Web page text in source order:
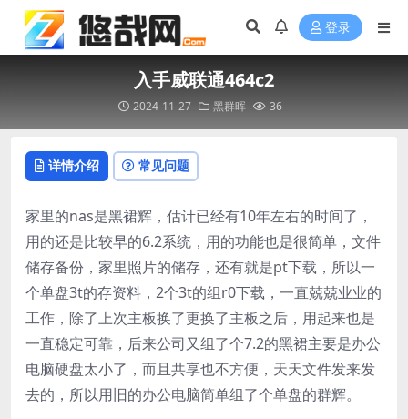
登录
入手威联通464c2
2024-11-27 黑群晖 36
详情介绍 常见问题
家里的nas是黑裙辉，估计已经有10年左右的时间了，
用的还是比较早的6.2系统，用的功能也是很简单，文件
储存备份，家里照片的储存，还有就是pt下载，所以一
个单盘3t的存资料，2个3t的组r0下载，一直兢兢业业的
工作，除了上次主板换了更换了主板之后，用起来也是
一直稳定可靠，后来公司又组了个7.2的黑裙主要是办公
电脑硬盘太小了，而且共享也不方便，天天文件发来发
去的，所以用旧的办公电脑简单组了个单盘的群辉。